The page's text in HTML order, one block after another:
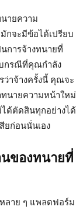
ายความ
กจะมีข้อได้เปรียบ
การจ้างทนายที่
กรณีที่คุณกำลัง
ว่าจ้างครั้งนี้ คุณจะ
นายความหน้าใหม่
ได้ตัดสินทุกอย่างได้
ยก่อนนั่นเอง
ของทนายที่
ลาย ๆ แพลตฟอร์ม